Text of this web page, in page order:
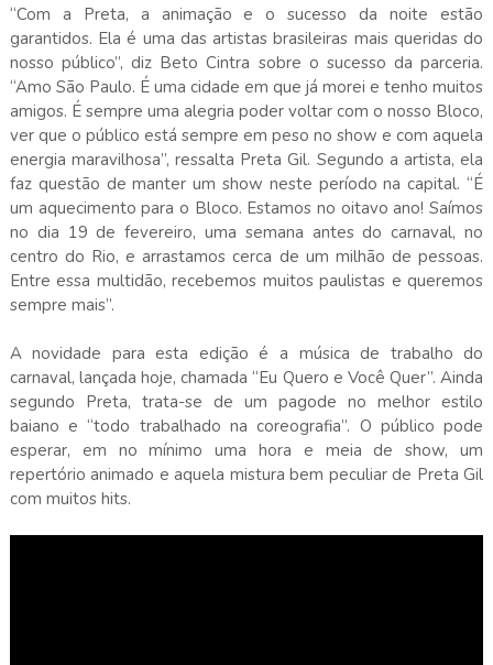
“Com a Preta, a animação e o sucesso da noite estão
garantidos. Ela é uma das artistas brasileiras mais queridas do
nosso público”, diz Beto Cintra sobre o sucesso da parceria.
“Amo São Paulo. É uma cidade em que já morei e tenho muitos
amigos. É sempre uma alegria poder voltar com o nosso Bloco,
ver que o público está sempre em peso no show e com aquela
energia maravilhosa”, ressalta Preta Gil. Segundo a artista, ela
faz questão de manter um show neste período na capital. “É
um aquecimento para o Bloco. Estamos no oitavo ano! Saímos
no dia 19 de fevereiro, uma semana antes do carnaval, no
centro do Rio, e arrastamos cerca de um milhão de pessoas.
Entre essa multidão, recebemos muitos paulistas e queremos
sempre mais”.
A novidade para esta edição é a música de trabalho do
carnaval, lançada hoje, chamada “Eu Quero e Você Quer”. Ainda
segundo Preta, trata-se de um pagode no melhor estilo
baiano e “todo trabalhado na coreografia”. O público pode
esperar, em no mínimo uma hora e meia de show, um
repertório animado e aquela mistura bem peculiar de Preta Gil
com muitos hits.